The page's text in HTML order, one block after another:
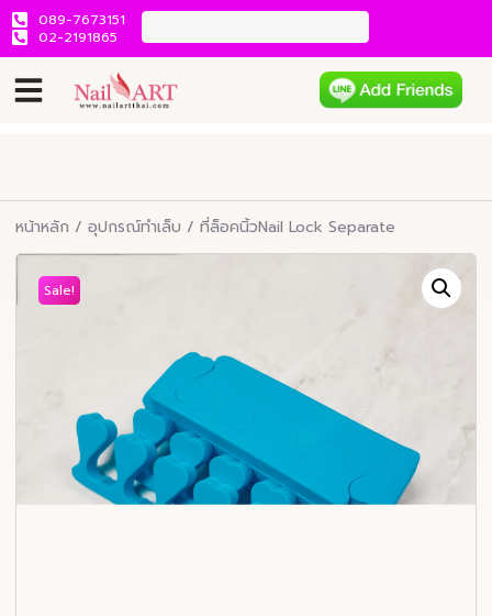
089-7673151
02-2191865
หน้าหลัก / อุปกรณ์ทำเล็บ / ที่ล็อคนิ้วNail Lock Separate
Sale!